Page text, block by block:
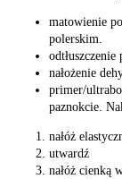
matowienie
polerskim.
odtłuszczenie
nałożenie
primer/
paznokcie.
nałóż
utwardź
nałóż cienką